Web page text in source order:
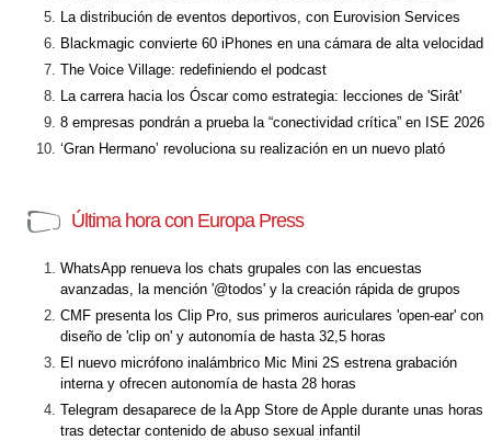
La distribución de eventos deportivos, con Eurovision Services
Blackmagic convierte 60 iPhones en una cámara de alta velocidad
The Voice Village: redefiniendo el podcast
La carrera hacia los Óscar como estrategia: lecciones de 'Sirât'
8 empresas pondrán a prueba la “conectividad crítica” en ISE 2026
‘Gran Hermano’ revoluciona su realización en un nuevo plató
Última hora con Europa Press
WhatsApp renueva los chats grupales con las encuestas
avanzadas, la mención '@todos' y la creación rápida de grupos
CMF presenta los Clip Pro, sus primeros auriculares 'open-ear' con
diseño de 'clip on' y autonomía de hasta 32,5 horas
El nuevo micrófono inalámbrico Mic Mini 2S estrena grabación
interna y ofrecen autonomía de hasta 28 horas
Telegram desaparece de la App Store de Apple durante unas horas
tras detectar contenido de abuso sexual infantil